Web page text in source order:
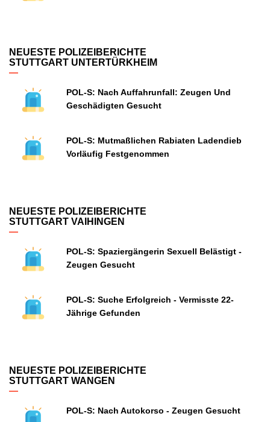
NEUESTE POLIZEIBERICHTE
STUTTGART UNTERTÜRKHEIM
POL-S: Nach Auffahrunfall: Zeugen Und
Geschädigten Gesucht
POL-S: Mutmaßlichen Rabiaten Ladendieb
Vorläufig Festgenommen
NEUESTE POLIZEIBERICHTE
STUTTGART VAIHINGEN
POL-S: Spaziergängerin Sexuell Belästigt -
Zeugen Gesucht
POL-S: Suche Erfolgreich - Vermisste 22-
Jährige Gefunden
NEUESTE POLIZEIBERICHTE
STUTTGART WANGEN
POL-S: Nach Autokorso - Zeugen Gesucht